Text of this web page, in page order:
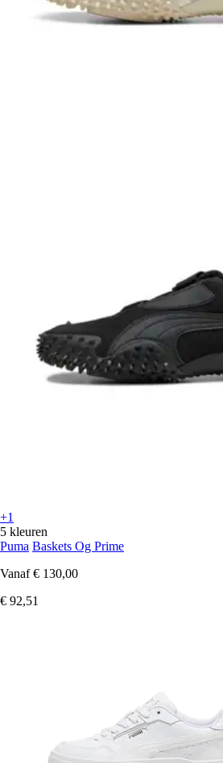
+1
5 kleuren
Puma Baskets Og Prime
Vanaf € 130,00
€ 92,51